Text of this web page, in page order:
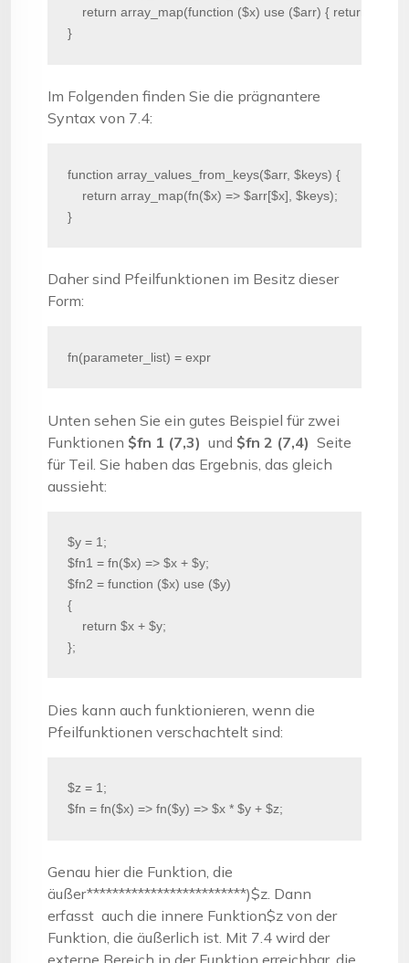
return array_map(function ($x) use ($arr) { return
}
Im Folgenden finden Sie die prägnantere
Syntax von 7.4:
function array_values_from_keys($arr, $keys) {
    return array_map(fn($x) => $arr[$x], $keys);
}
Daher sind Pfeilfunktionen im Besitz dieser
Form:
fn(parameter_list) = expr
Unten sehen Sie ein gutes Beispiel für zwei
Funktionen $fn 1 (7,3) und $fn 2 (7,4) Seite
für Teil. Sie haben das Ergebnis, das gleich
aussieht:
$y = 1;
$fn1 = fn($x) => $x + $y;
$fn2 = function ($x) use ($y)
{
    return $x + $y;
};
Dies kann auch funktionieren, wenn die
Pfeilfunktionen verschachtelt sind:
$z = 1;
$fn = fn($x) => fn($y) => $x * $y + $z;
Genau hier die Funktion, die
äußer*************************)$z. Dann
erfasst auch die innere Funktion$z von der
Funktion, die äußerlich ist. Mit 7.4 wird der
externe Bereich in der Funktion erreichbar, die